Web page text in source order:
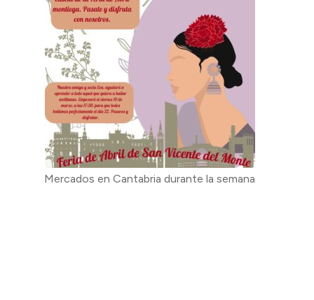
Mercados en Cantabria durante la semana